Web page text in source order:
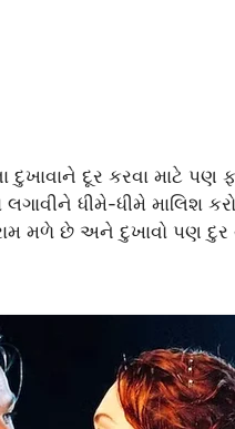
દુખાવાને દૂર કરવા માટે પણ
ધીમે-ધીમે માલિશ
મળે છે અને દુખાવો પણ